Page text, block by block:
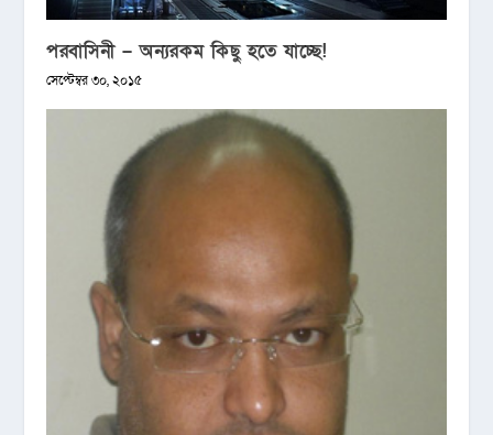
পরবাসিনী – অন্যরকম কিছু হতে যাচ্ছে!
সেপ্টেম্বর ৩০, ২০১৫